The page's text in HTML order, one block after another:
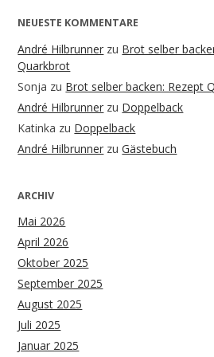
NEUESTE KOMMENTARE
André Hilbrunner zu Brot selber
Quarkbrot
Sonja zu Brot selber backen: Rezept
André Hilbrunner zu Doppelback
Katinka zu Doppelback
André Hilbrunner zuGästebuch
ARCHIV
Mai 2026
April 2026
Oktober 2025
September 2025
August 2025
Juli 2025
Januar 2025